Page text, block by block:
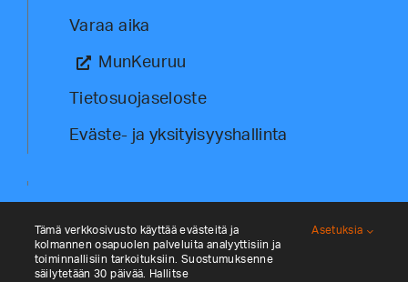
Varaa aika
MunKeuruu
Tietosuojaseloste
Eväste- ja yksityisyyshallinta
Tämä verkkosivusto käyttää evästeitä ja
kolmannen osapuolen palveluita analyyttisiin ja
toiminnallisiin tarkoituksiin. Suostumuksenne
säilytetään 30 päivää. Hallitse
Asetuksia